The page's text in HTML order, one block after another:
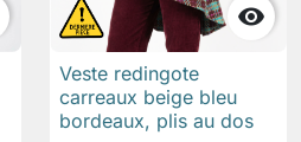

Veste redingote
carreaux beige bleu
bordeaux, plis au dos